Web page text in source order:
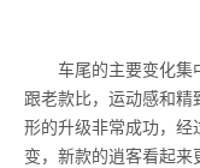
车尾的主要变化集
跟老款比，运动感和
形的升级非常成功，经
变，新款的逍客看起来